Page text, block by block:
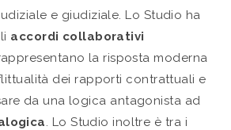
e giudiziale. Lo Studio ha
accordi collaborativi
la risposta moderna
dei rapporti contrattuali e
da una logica antagonista ad
. Lo Studio inoltre è tra i